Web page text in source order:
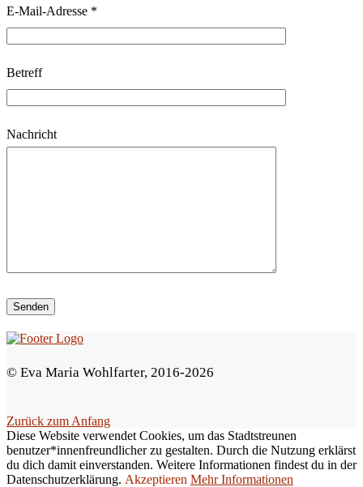
t
e
a
s
s
e
s
e
l
l
e
e
E-Mail-Adresse *
Betreff
Nachricht
© Eva Maria Wohlfarter, 2016-2026
Zurück zum Anfang
Diese Website verwendet Cookies, um das Stadtstreunen
benutzer*innenfreundlicher zu gestalten. Durch die Nutzung erklärst
du dich damit einverstanden. Weitere Informationen findest du in der
Datenschutzerklärung. Akzeptieren Mehr Informationen